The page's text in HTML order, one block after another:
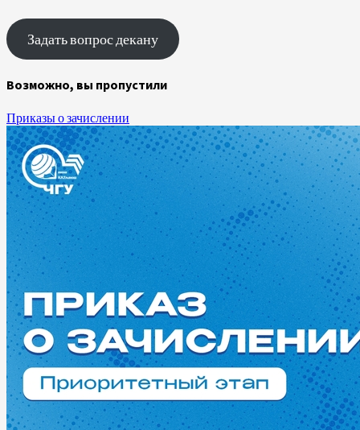
Задать вопрос декану
Возможно, вы пропустили
Приказы о зачислении